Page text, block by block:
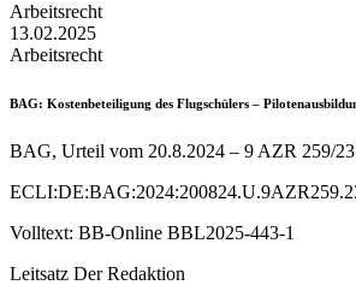
Arbeitsrecht
13.02.2025
Arbeitsrecht
BAG: Kostenbeteiligung des Flugschülers –
BAG, Urteil vom 20.8.2024 – 9 AZR 259/23
Volltext: BB-Online BBL2025-443-1
Leitsatz Der Redaktion